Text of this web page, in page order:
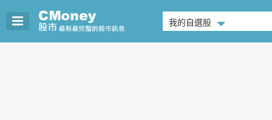
我的自選股